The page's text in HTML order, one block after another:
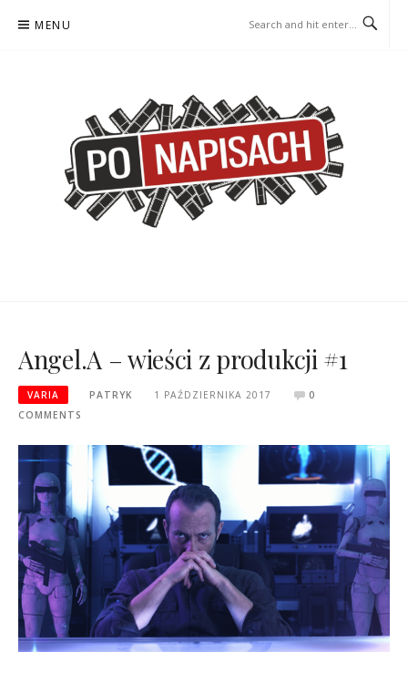
MENU
Angel.A – wieści z produkcji #1
VARIA PATRYK 1 PAŹDZIERNIKA 2017
0
COMMENTS